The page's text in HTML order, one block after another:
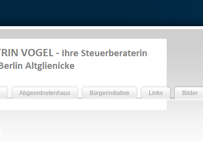
Abgeordnetenhaus Bürgerinitiative Links Bilder